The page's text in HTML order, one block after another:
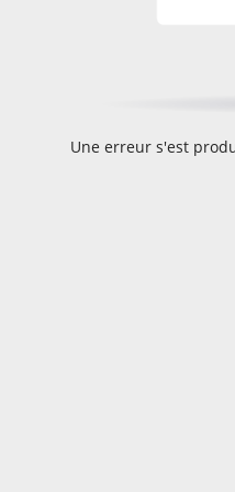
Une erreur s'est